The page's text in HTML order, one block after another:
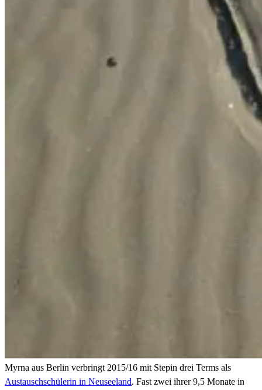
Myrna aus Berlin verbringt 2015/16 mit Stepin drei Terms als
Austauschschülerin in Neuseeland. Fast zwei ihrer 9,5 Monate in